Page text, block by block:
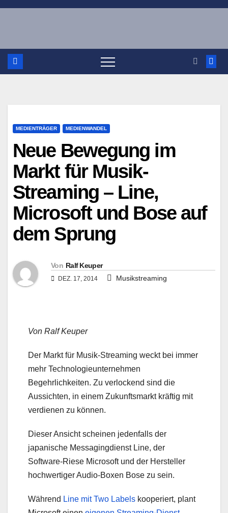
Zum
MEDIENTRÄGER MEDIENWANDEL
Neue Bewegung im
Markt für Musik-
Streaming – Line,
Microsoft und Bose auf
dem Sprung
Von Ralf Keuper
DEZ. 17, 2014 Musikstreaming
Von Ralf Keuper
Der Markt für Musik-Streaming weckt bei immer
mehr Technologieunternehmen
Begehrlichkeiten. Zu verlockend sind die
Aussichten, in einem Zukunftsmarkt kräftig mit
verdienen zu können.
Dieser Ansicht scheinen jedenfalls der
japanische Messagingdienst Line, der
Software-Riese Microsoft und der Hersteller
hochwertiger Audio-Boxen Bose zu sein.
Während Line mit Two Labels kooperiert, plant